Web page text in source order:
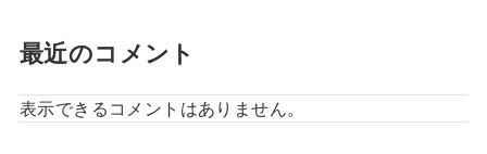
最近のコメント
表示できるコメントはありません。